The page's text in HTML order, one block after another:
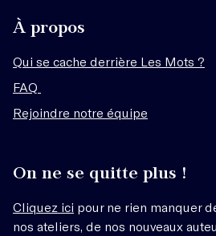
À propos
Qui se cache derrière Les Mots ?
FAQ
Rejoindre notre équipe
On ne se quitte plus !
Cliquez ici pour ne rien manquer
nos ateliers, de nos nouveaux